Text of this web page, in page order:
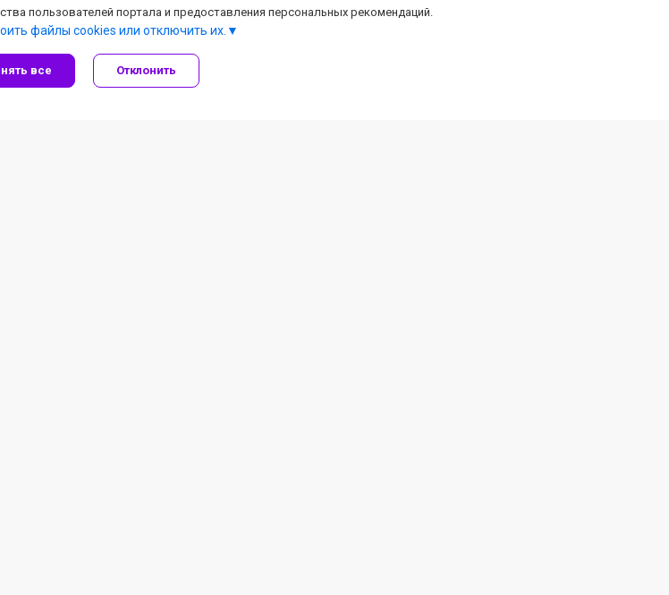
пользователей портала и предоставления персональных рекомендаций.
файлы cookies или отключить их.
все Отклонить